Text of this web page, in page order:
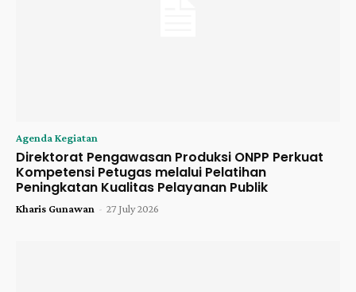
Agenda Kegiatan
Direktorat Pengawasan Produksi ONPP Perkuat
Kompetensi Petugas melalui Pelatihan
Peningkatan Kualitas Pelayanan Publik
Kharis Gunawan - 27 July 2026